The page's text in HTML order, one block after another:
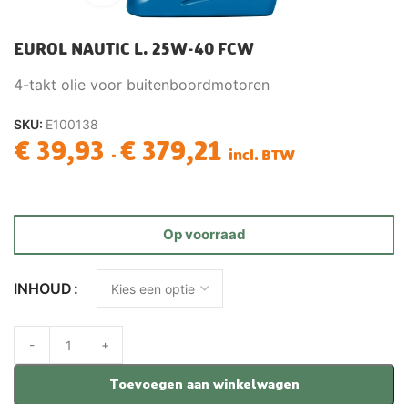
EUROL NAUTIC L. 25W-40 FCW
4-takt olie voor buitenboordmotoren
SKU: E100138
€ 39,93 - € 379,21 incl. BTW
Op voorraad
INHOUD
Toevoegen aan winkelwagen